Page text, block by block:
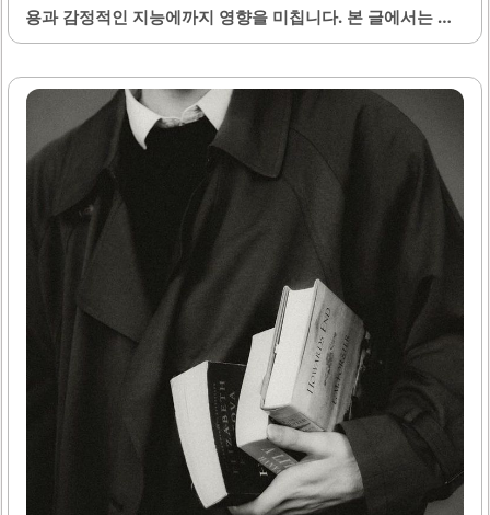
용과 감정적인 지능에까지 영향을 미칩니다. 본 글에서는 지
능이 높은 사람들의 8가지 주요 특징을 살펴보겠습니다. 이를
통해 지능의 개념을 좀 더 폭넓게 이해하고, 개인의 성장과 발
전에 도움이 될 수 있는 통찰을 제공하고자 합니다. 1. 호기심
이 강하다 지능이 높은 사람들은 대개 호기심이 매우 강합니
다. 그들은 주변 세계에 대한 질문을 끊임없이 제기하며, 다양
한 주제에 대해 깊이 있는 지식을 얻고자 노력합니다. 이러한
호기심은 단순히 정보 수집에 그치지 않고, 문제 해결 능력을
향상시키는 데도 큰 도움이 됩니다. 예를 들어, 한 강의에서
가르치는 내용을 다 듣고 나서도 여전히 궁금한 점이 남아..